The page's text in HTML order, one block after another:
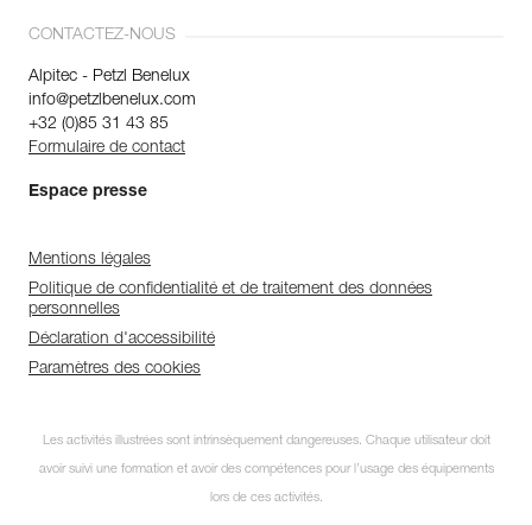
CONTACTEZ-NOUS
Alpitec - Petzl Benelux
info@petzlbenelux.com
+32 (0)85 31 43 85
Formulaire de contact
Espace presse
Mentions légales
Politique de confidentialité et de traitement des données
personnelles
Déclaration d'accessibilité
Paramètres des cookies
Les activités illustrées sont intrinsèquement dangereuses. Chaque utilisateur doit
avoir suivi une formation et avoir des compétences pour l’usage des équipements
lors de ces activités.